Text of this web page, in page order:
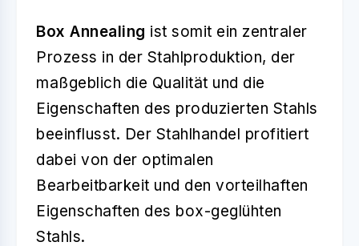
Box Annealing ist somit ein zentraler
Prozess in der Stahlproduktion, der
maßgeblich die Qualität und die
Eigenschaften des produzierten Stahls
beeinflusst. Der Stahlhandel profitiert
dabei von der optimalen
Bearbeitbarkeit und den vorteilhaften
Eigenschaften des box-geglühten
Stahls.